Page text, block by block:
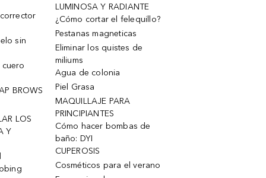
sin
cuero
BROWS
LOS
Y
LUMINOSA Y RADIANTE
¿Cómo cortar el felequillo?
Pestanas magneticas
Eliminar los quistes de
miliums
Agua de colonia
Piel Grasa
MAQUILLAJE PARA
PRINCIPIANTES
Cómo hacer bombas de
baño: DYI
CUPEROSIS
Cosméticos para el verano